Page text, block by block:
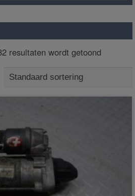
resultaten wordt getoond